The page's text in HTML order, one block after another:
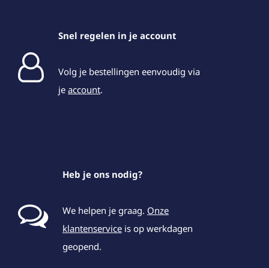
Snel regelen in je account
Volg je bestellingen eenvoudig via
je account.
Heb je ons nodig?
We helpen je graag. Onze
klantenservice is op werkdagen
geopend.